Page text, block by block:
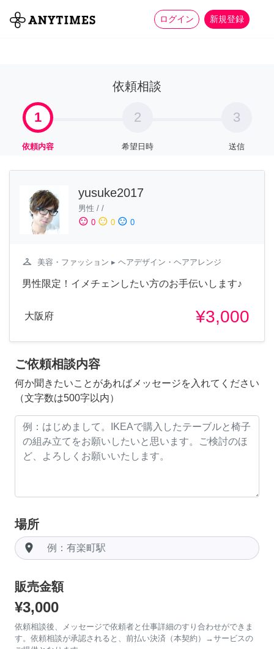
ログイン 新規登録
全て 家事 more_horiz
依頼相談
1
依頼内容
2
希望日時
3
送信
yusuke2017
男性 / /
sentiment_satisfied 0 sentiment_neutral 0 sentiment_dissatisfied 0
checkroom 美容・ファッション ▸ ヘアデザイン・ヘアアレンジ
男性限定！イメチェンしたい方のお手伝いします♪
大阪府 ¥3,000
ご依頼相談内容
何か聞きたいことがあればメッセージを入れてください
（文字数は500字以内）
場所
room
販売金額
¥3,000
依頼相談後、メッセージで依頼者と仕事詳細のすり合わせができま
す。依頼相談が承認されると、前払い決済（本契約）→サービスの